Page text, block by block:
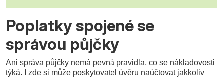
Poplatky spojené se
správou půjčky
Ani správa půjčky nemá pevná pravidla, co se nákladovosti
týká. I zde si může poskytovatel úvěru naúčtovat jakkoliv